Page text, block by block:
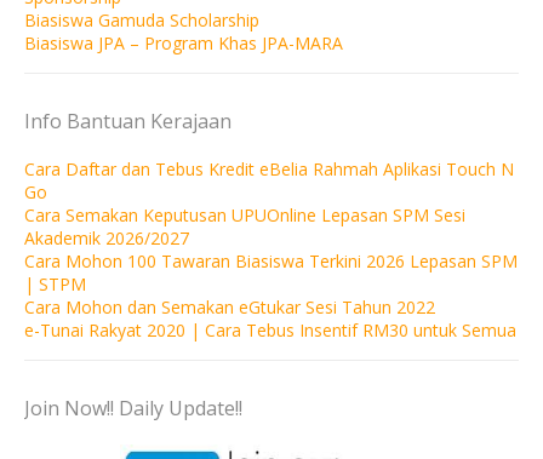
Biasiswa Gamuda Scholarship
Biasiswa JPA – Program Khas JPA-MARA
Info Bantuan Kerajaan
Cara Daftar dan Tebus Kredit eBelia Rahmah Aplikasi Touch N
Go
Cara Semakan Keputusan UPUOnline Lepasan SPM Sesi
Akademik 2026/2027
Cara Mohon 100 Tawaran Biasiswa Terkini 2026 Lepasan SPM
| STPM
Cara Mohon dan Semakan eGtukar Sesi Tahun 2022
e-Tunai Rakyat 2020 | Cara Tebus Insentif RM30 untuk Semua
Join Now!! Daily Update!!